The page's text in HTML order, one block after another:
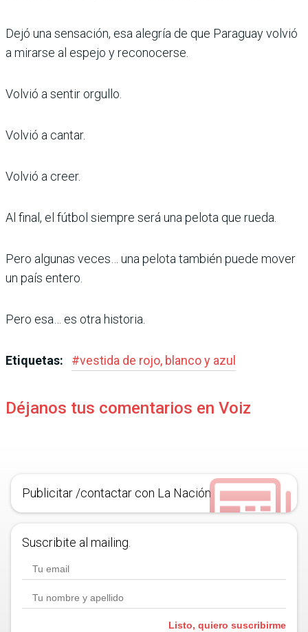
Dejó una sensación, esa alegría de que Paraguay volvió
a mirarse al espejo y reconocerse.
Volvió a sentir orgullo.
Volvió a cantar.
Volvió a creer.
Al final, el fútbol siempre será una pelota que rueda.
Pero algunas veces… una pelota también puede mover
un país entero.
Pero esa… es otra historia.
Etiquetas: #vestida de rojo, blanco y azul
Déjanos tus comentarios en Voiz
Publicitar /contactar con La Nación
Suscribite al mailing.
Listo, quiero suscribirme